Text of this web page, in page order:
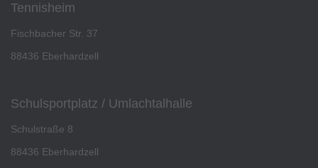
Tennisheim
Fischbacher Str. 37
88436 Eberhardzell
Schulsportplatz / Umlachtalhalle
Schulstraße 8
88436 Eberhardzell